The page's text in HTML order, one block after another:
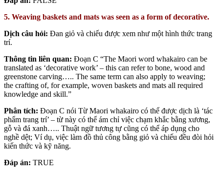
5. Weaving baskets and mats was seen as a form of decorative.
Dịch câu hỏi: Đan giỏ và chiếu được xem như một hình thức trang
trí.
Thông tin liên quan: Đoạn C “The Maori word whakairo can be
translated as ‘decorative work’ – this can refer to bone, wood and
greenstone carving….. The same term can also apply to weaving;
the crafting of, for example, woven baskets and mats all required
knowledge and skill.”
Phân tích: Đoạn C nói Từ Maori whakairo có thể được dịch là ‘tác
phẩm trang trí’ – từ này có thể ám chỉ việc chạm khắc bằng xương,
gỗ và đá xanh….. Thuật ngữ tương tự cũng có thể áp dụng cho
nghề dệt; Ví dụ, việc làm đồ thủ công bằng giỏ và chiếu đều đòi hỏi
kiến thức và kỹ năng.
Đáp án: TRUE